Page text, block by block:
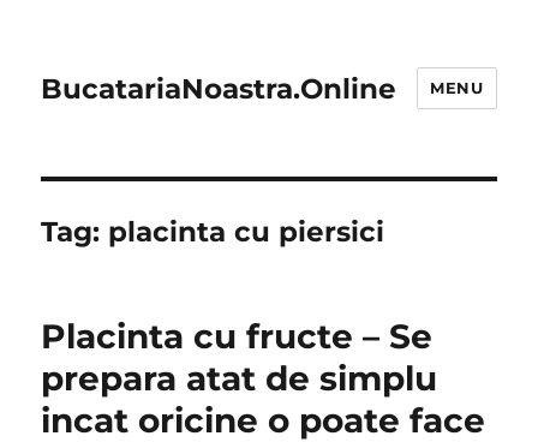
BucatariaNoastra.Online MENU
Tag: placinta cu piersici
Placinta cu fructe – Se
prepara atat de simplu
incat oricine o poate face